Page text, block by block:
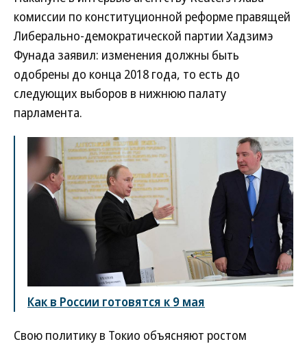
комиссии по конституционной реформе правящей
Либерально-демократической партии Хадзимэ
Фунада заявил: изменения должны быть
одобрены до конца 2018 года, то есть до
следующих выборов в нижнюю палату
парламента.
Как в России готовятся к 9 мая
Свою политику в Токио объясняют ростом